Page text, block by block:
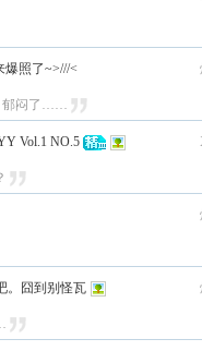
爆照了~>///<
郁闷了……
Vol.1 NO.5
。囧到别怪瓦